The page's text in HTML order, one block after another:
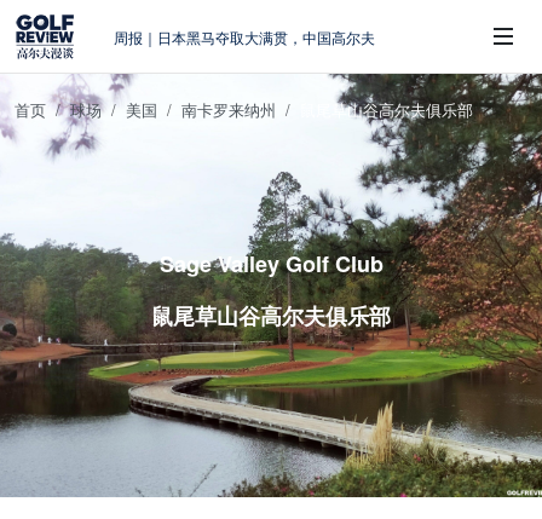
周报｜日本黑马夺取大满贯，中国高尔夫
大满贯球场设置的演变和期许
AIG英国女子公开赛，一场大满贯的50年
周报｜亚巡“换码头”，果岭脱鞋抗议的乌
查莉·赫尔：不断制造“麻烦”的流量明星
Menu
首页 球场 美国 南卡罗来纳州 鼠尾草山谷高尔夫俱乐部
Sage Valley Golf Club
鼠尾草山谷高尔夫俱乐部